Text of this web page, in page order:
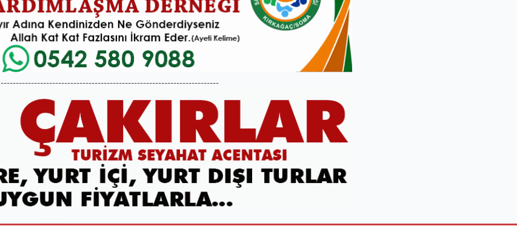
------------------------------------------------------------------------